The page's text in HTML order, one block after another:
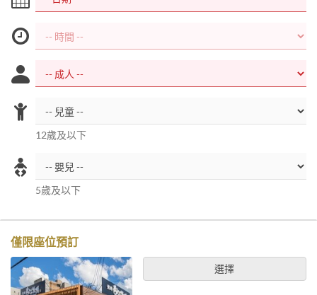
12歲及以下
5歲及以下
僅限座位預訂
選擇